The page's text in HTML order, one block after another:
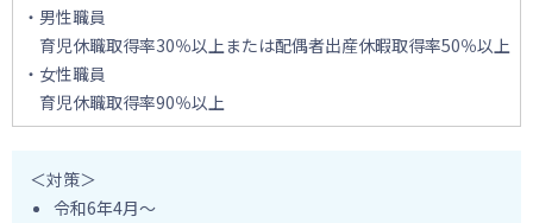
・男性職員
育児休職取得率30％以上または配偶者出産休暇取得率50％以上
・女性職員
育児休職取得率90％以上
＜対策＞
令和6年4月～